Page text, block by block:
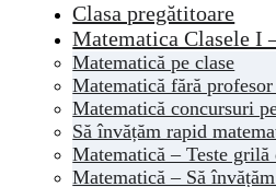
Clasa pregătitoare
Matematica Clasele I
Matematică pe clase
Matematică fără profesor
Matematică concursuri
Să învățăm rapid
Matematică – Teste grilă
Matematică – Să